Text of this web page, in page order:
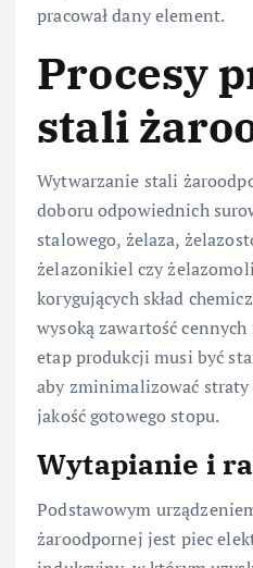
pracował dany element.
Procesy
stali
Wytwarzanie stali
doboru odpowiednich
stalowego, żelaza,
żelazonikiel czy
korygujących skład
wysoką zawartość
etap produkcji musi być
aby zminimalizować
jakość gotowego stopu.
Wytapianie i
Podstawowym
żaroodpornej jest piec